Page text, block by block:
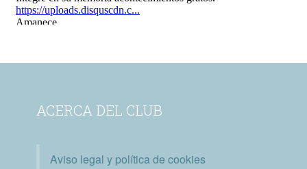
ACERCA DEL CLUB
Aviso legal y política de cookies